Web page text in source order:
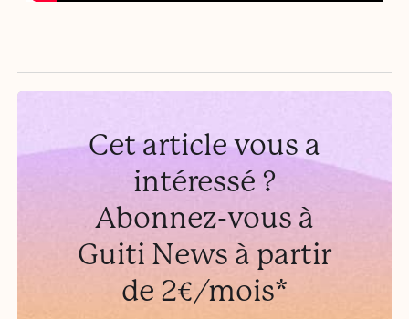
Cet article vous a
intéressé ?
Abonnez-vous à
Guiti News à partir
de 2€/mois*